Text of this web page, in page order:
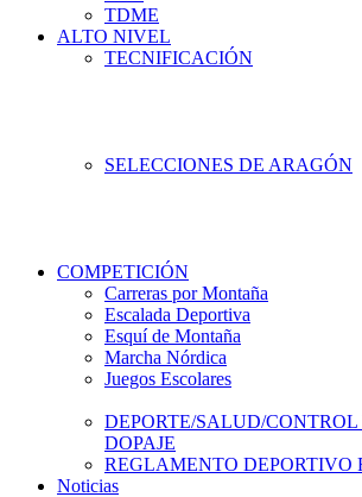
TDME
ALTO NIVEL
TECNIFICACIÓN
SELECCIONES DE ARAGÓN
COMPETICIÓN
Carreras por Montaña
Escalada Deportiva
Esquí de Montaña
Marcha Nórdica
Juegos Escolares
DEPORTE/SALUD/CONTROL
DOPAJE
REGLAMENTO DEPORTIVO
Noticias